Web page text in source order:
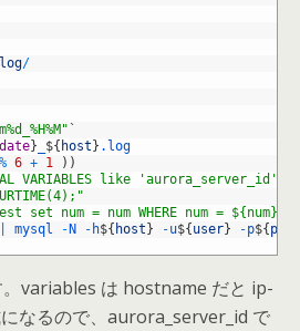
/
`
date} ${ host } .log
% 6 + 1 ) )
VARIABLES like 'aurora_server_id';"
set num = num WHERE num = ${num}"
mysql - N - h${ host } -u${ user} -p${ pass
。variables は hostname だと ip-
なるので、aurora_server_id で